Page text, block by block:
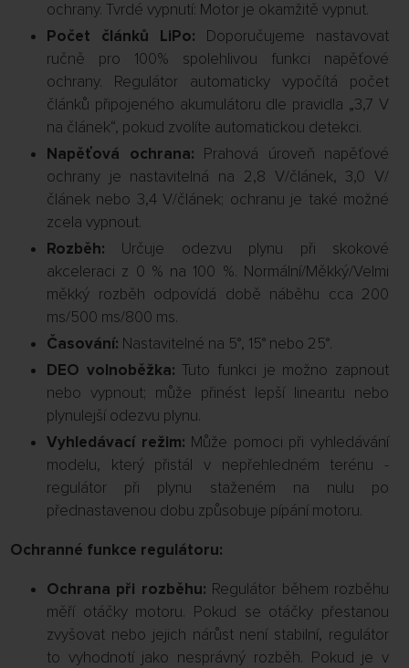
ochrany. Tvrdé vypnutí: Motor je okamžitě vypnut.
Počet článků LiPo: Doporučujeme nastavovat
ručně pro 100% spolehlivou funkci napěťové
ochrany. Regulátor automaticky vypočítá počet
článků připojeného akumulátoru dle pravidla „3,7 V
na článek“, pokud zvolíte automatickou detekci.
Napěťová ochrana: Prahová úroveň napěťové
ochrany je nastavitelná na 2,8 V/článek, 3,0 V/
článek nebo 3,4 V/článek; ochranu je také možné
zcela vypnout.
Rozběh: Určuje odezvu plynu při skokové
akceleraci z 0 % na 100 %. Normální/Měkký/Velmi
měkký rozběh odpovídá době náběhu cca 200
ms/500 ms/800 ms.
Časování: Nastavitelné na 5°, 15° nebo 25°.
DEO volnoběžka:Tuto funkci je možno zapnout
nebo vypnout; může přinést lepší linearitu nebo
plynulejší odezvu plynu.
Vyhledávací režim: Může pomoci při vyhledávání
modelu, který přistál v nepřehledném terénu -
regulátor při plynu staženém na nulu po
přednastavenou dobu způsobuje pípání motoru.
Ochranné funkce regulátoru:
Ochrana při rozběhu: Regulátor během rozběhu
měří otáčky motoru. Pokud se otáčky přestanou
zvyšovat nebo jejich nárůst není stabilní, regulátor
to vyhodnotí jako nesprávný rozběh. Pokud je v